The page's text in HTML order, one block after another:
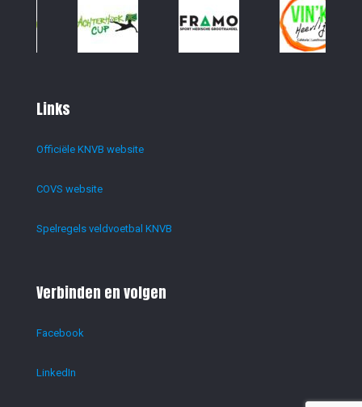
Links
Officiële KNVB website
COVS website
Spelregels veldvoetbal KNVB
Verbinden en volgen
Facebook
LinkedIn